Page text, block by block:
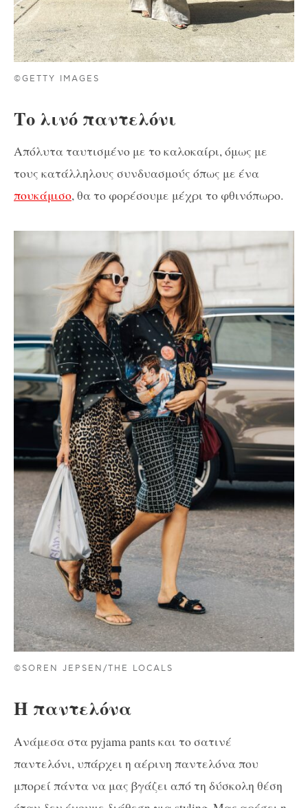
©GETTY IMAGES
Το λινό παντελόνι
Απόλυτα ταυτισμένο με το καλοκαίρι, όμως με
τους κατάλληλους συνδυασμούς όπως με ένα
πουκάμισο, θα το φορέσουμε μέχρι το φθινόπωρο.
©SOREN JEPSEN/THE LOCALS
Η παντελόνα
Ανάμεσα στα pyjama pants και το σατινέ
παντελόνι, υπάρχει η αέρινη παντελόνα που
μπορεί πάντα να μας βγάζει από τη δύσκολη θέση